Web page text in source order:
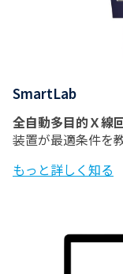
SmartLab
全自動多目的Ｘ線
装置が最適条件を
もっと詳しく知る